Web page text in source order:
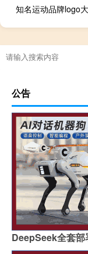
知名运动品牌logo
公告
DeepSeek全套